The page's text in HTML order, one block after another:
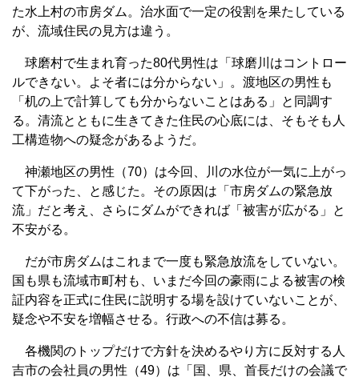
た水上村の市房ダム。治水面で一定の役割を果たしている
が、流域住民の見方は違う。
球磨村で生まれ育った80代男性は「球磨川はコントロー
ルできない。よそ者には分からない」。渡地区の男性も
「机の上で計算しても分からないことはある」と同調す
る。清流とともに生きてきた住民の心底には、そもそも人
工構造物への疑念があるようだ。
神瀬地区の男性（70）は今回、川の水位が一気に上がっ
て下がった、と感じた。その原因は「市房ダムの緊急放
流」だと考え、さらにダムができれば「被害が広がる」と
不安がる。
だが市房ダムはこれまで一度も緊急放流をしていない。
国も県も流域市町村も、いまだ今回の豪雨による被害の検
証内容を正式に住民に説明する場を設けていないことが、
疑念や不安を増幅させる。行政への不信は募る。
各機関のトップだけで方針を決めるやり方に反対する人
吉市の会社員の男性（49）は「国、県、首長だけの会議で